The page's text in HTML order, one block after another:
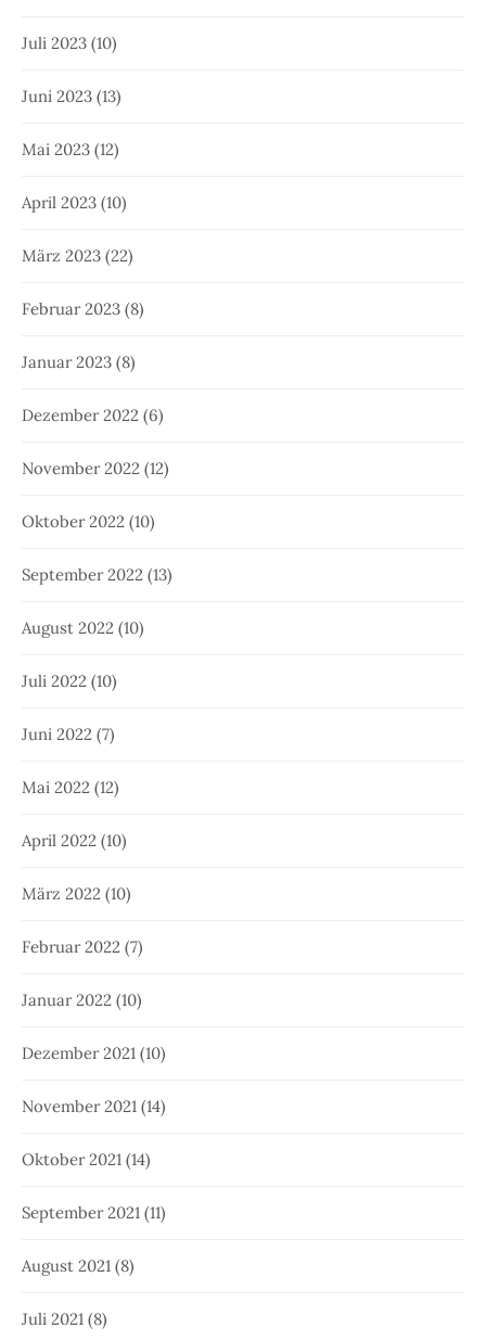
Juli 2023 (10)
Juni 2023 (13)
Mai 2023 (12)
April 2023 (10)
März 2023 (22)
Februar 2023 (8)
Januar 2023 (8)
Dezember 2022 (6)
November 2022 (12)
Oktober 2022 (10)
September 2022 (13)
August 2022 (10)
Juli 2022 (10)
Juni 2022 (7)
Mai 2022 (12)
April 2022 (10)
März 2022 (10)
Februar 2022 (7)
Januar 2022 (10)
Dezember 2021 (10)
November 2021 (14)
Oktober 2021 (14)
September 2021 (11)
August 2021 (8)
Juli 2021 (8)